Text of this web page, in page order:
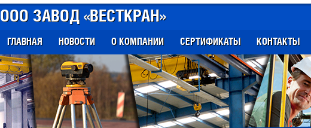
ООО ЗАВОД «ВЕСТКРАН»
ГЛАВНАЯ НОВОСТИ О КОМПАНИИ СЕРТИФИКАТЫ КОНТАКТЫ